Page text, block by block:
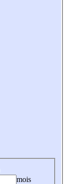
mois